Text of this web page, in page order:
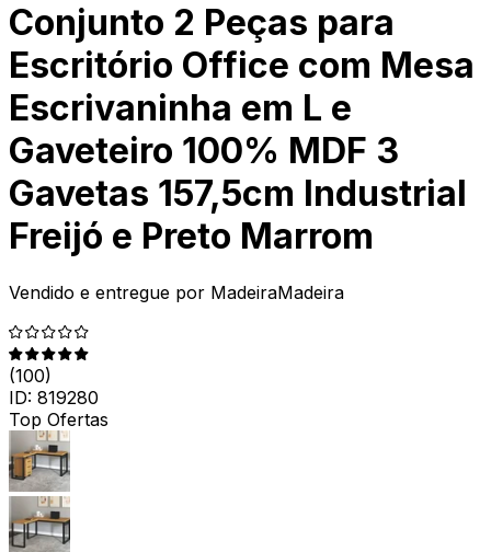
Conjunto 2 Peças para
Escritório Office com Mesa
Escrivaninha em L e
Gaveteiro 100% MDF 3
Gavetas 157,5cm Industrial
Freijó e Preto Marrom
Vendido e entregue por MadeiraMadeira
(100)
ID: 819280
Top Ofertas